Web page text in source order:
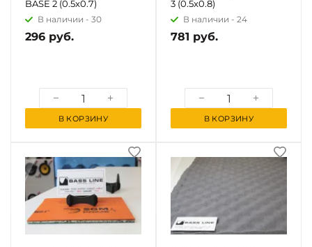
BASE 2 (0.5x0.7)
В наличии - 30
296 руб.
В КОРЗИНУ
3 (0.5x0.8)
В наличии - 24
781 руб.
В КОРЗИНУ